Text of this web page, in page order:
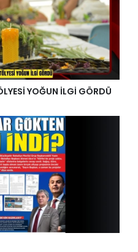
YOĞUN İLGİ GÖRDÜ